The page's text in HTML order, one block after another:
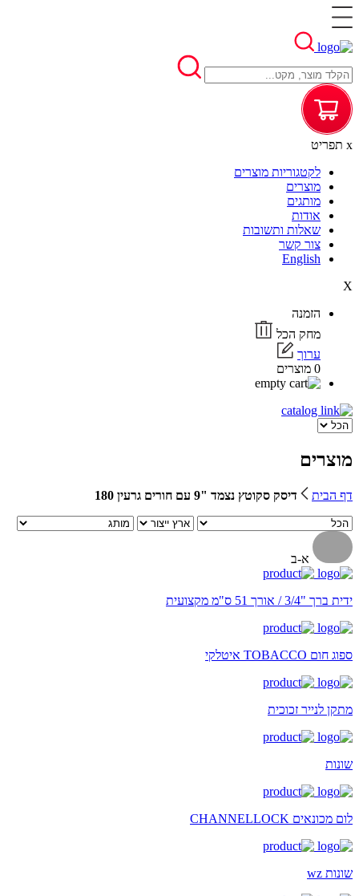
x תפריט
לקטגוריות מוצרים
מוצרים
מותגים
אודות
שאלות ותשובות
צור קשר
English
X
הזמנה
מחק הכל
ערוך
0 מוצרים
מוצרים
דף הבית דיסק סקוטץ נצמד "9 עם חורים גרעין 180
א-ב
ידית ברך "3/4 / אורך 51 ס"מ מקצועית
ספוג חום TOBACCO איטלקי
מתקן לנייר זכוכית
שונות
לום מכונאים CHANNELLOCK
שונות wz